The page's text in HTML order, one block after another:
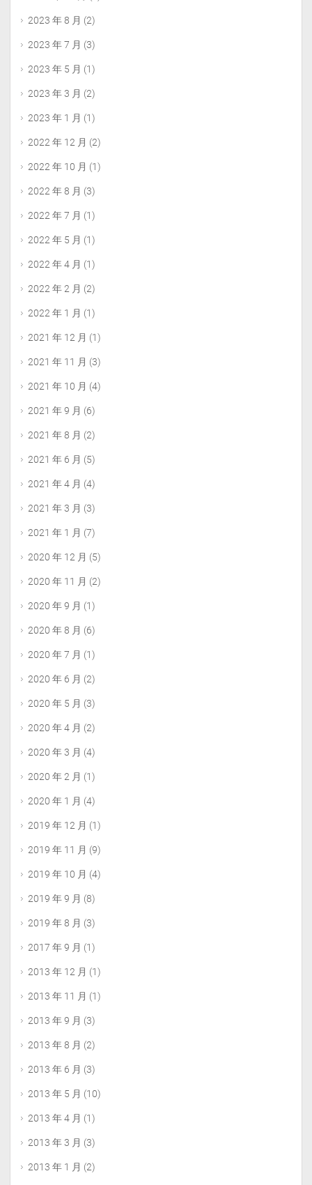
2023 年 8 月 (2)
2023 年 7 月 (3)
2023 年 5 月 (1)
2023 年 3 月 (2)
2023 年 1 月 (1)
2022 年 12 月 (2)
2022 年 10 月 (1)
2022 年 8 月 (3)
2022 年 7 月 (1)
2022 年 5 月 (1)
2022 年 4 月 (1)
2022 年 2 月 (2)
2022 年 1 月 (1)
2021 年 12 月 (1)
2021 年 11 月 (3)
2021 年 10 月 (4)
2021 年 9 月 (6)
2021 年 8 月 (2)
2021 年 6 月 (5)
2021 年 4 月 (4)
2021 年 3 月 (3)
2021 年 1 月 (7)
2020 年 12 月 (5)
2020 年 11 月 (2)
2020 年 9 月 (1)
2020 年 8 月 (6)
2020 年 7 月 (1)
2020 年 6 月 (2)
2020 年 5 月 (3)
2020 年 4 月 (2)
2020 年 3 月 (4)
2020 年 2 月 (1)
2020 年 1 月 (4)
2019 年 12 月 (1)
2019 年 11 月 (9)
2019 年 10 月 (4)
2019 年 9 月 (8)
2019 年 8 月 (3)
2017 年 9 月 (1)
2013 年 12 月 (1)
2013 年 11 月 (1)
2013 年 9 月 (3)
2013 年 8 月 (2)
2013 年 6 月 (3)
2013 年 5 月 (10)
2013 年 4 月 (1)
2013 年 3 月 (3)
2013 年 1 月 (2)